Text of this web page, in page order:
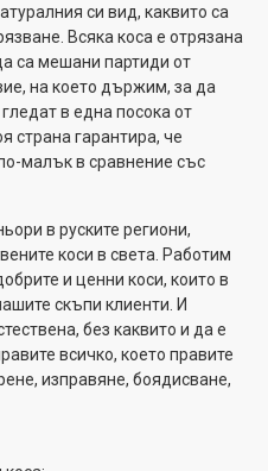
си вид, каквито са
Всяка коса е отрязана
са мешани партиди от
на което държим, за да
в една посока от
страна гарантира, че
малък в сравнение със
в руските региони,
коси в света. Работим
и ценни коси, които в
скъпи клиенти. И
без каквито и да е
всичко, което правите
изправяне, боядисване,